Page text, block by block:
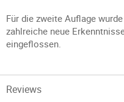
Für die zweite Auflage
zahlreiche neue
eingeflossen.
Reviews